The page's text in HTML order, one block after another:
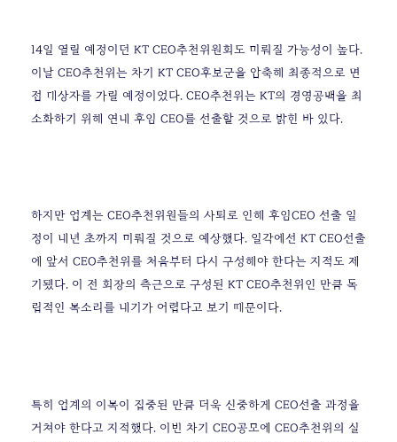
14일 열릴 예정이던 KT CEO추천위원회도 미뤄질 가능성이 높다.
이날 CEO추천위는 차기 KT CEO후보군을 압축해 최종적으로 면
접 대상자를 가릴 예정이었다. CEO추천위는 KT의 경영공백을 최
소화하기 위해 연내 후임 CEO를 선출할 것으로 밝힌 바 있다.
하지만 업계는 CEO추천위원들의 사퇴로 인해 후임CEO 선출 일
정이 내년 초까지 미뤄질 것으로 예상했다. 일각에선 KT CEO선출
에 앞서 CEO추천위를 처음부터 다시 구성해야 한다는 지적도 제
기됐다. 이 전 회장의 측근으로 구성된 KT CEO추천위인 만큼 독
립적인 목소리를 내기가 어렵다고 보기 때문이다.
특히 업계의 이목이 집중된 만큼 더욱 신중하게 CEO선출 과정을
거쳐야 한다고 지적했다. 이번 차기 CEO공모에 CEO추천위의 실